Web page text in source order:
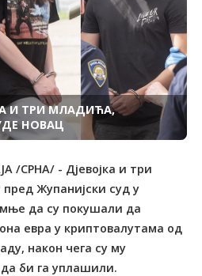
И ТРИ МЛАДИЋА,
НОВАЦ
/СРНА/ - Дјевојка и три
Жупанијски суд у
да су покушали да
евра у криптовалутама од
након чега су му
би га уплашили.